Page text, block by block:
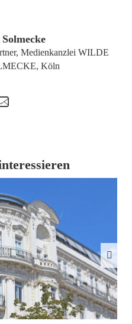
Medienkanzlei WILDE
Köln